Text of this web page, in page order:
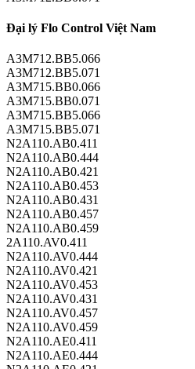
Đại lý Flo Control Việt Nam
A3M712.BB5.066
A3M712.BB5.071
A3M715.BB0.066
A3M715.BB0.071
A3M715.BB5.066
A3M715.BB5.071
N2A110.AB0.411
N2A110.AB0.444
N2A110.AB0.421
N2A110.AB0.453
N2A110.AB0.431
N2A110.AB0.457
N2A110.AB0.459
2A110.AV0.411
N2A110.AV0.444
N2A110.AV0.421
N2A110.AV0.453
N2A110.AV0.431
N2A110.AV0.457
N2A110.AV0.459
N2A110.AE0.411
N2A110.AE0.444